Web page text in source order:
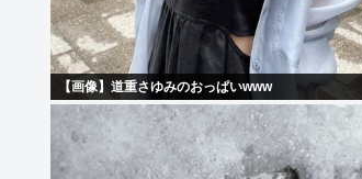
【画像】道重さゆみのおっぱいwww